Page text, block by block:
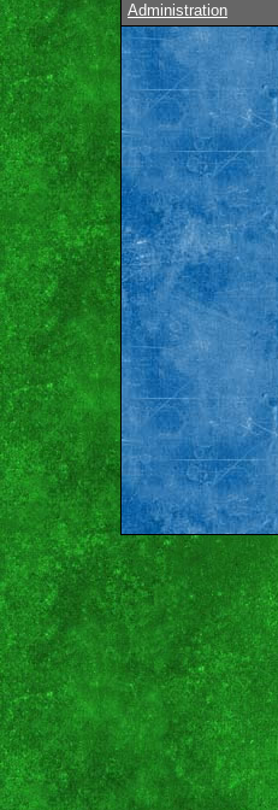
Administration